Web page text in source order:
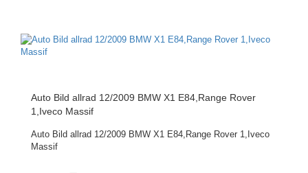
Auto Bild allrad 12/2009 BMW X1 E84,Range Rover
1,Iveco Massif
Auto Bild allrad 12/2009 BMW X1 E84,Range Rover 1,Iveco
Massif